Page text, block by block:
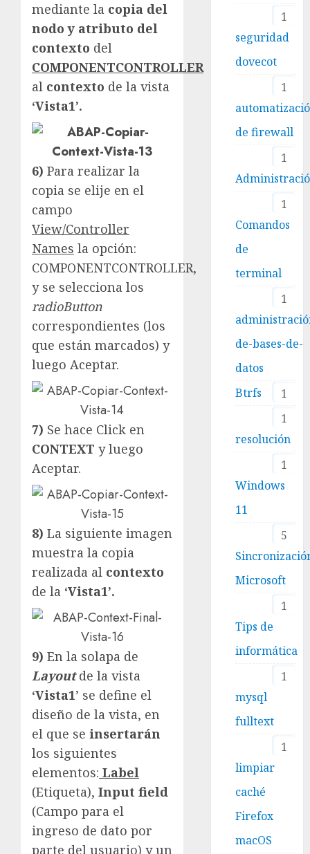
mediante la copia del
nodo y atributo del
contexto del
COMPONENTCONTROLLER
al contexto de la vista
‘Vista1’.
6) Para realizar la
copia se elije en el
campo
View/Controller
Names la opción:
COMPONENTCONTROLLER,
y se selecciona los
radioButton
correspondientes (los
que están marcados) y
luego Aceptar.
7) Se hace Click en
CONTEXT y luego
Aceptar.
8) La siguiente imagen
muestra la copia
realizada al contexto
de la ‘Vista1’.
9) En la solapa de
Layoutde la vista
‘Vista1’ se define el
diseño de la vista, en
el que se insertarán
los siguientes
elementos: Label
(Etiqueta), Input field
(Campo para el
ingreso de dato por
parte del usuario) y un
1
seguridad
dovecot
1
de firewall
1
1
Comandos
de
terminal
1
de-bases-de-
datos
1
Btrfs
1
resolución
1
Windows
11
5
Microsoft
1
Tips de
informática
1
mysql
fulltext
1
limpiar
caché
Firefox
macOS